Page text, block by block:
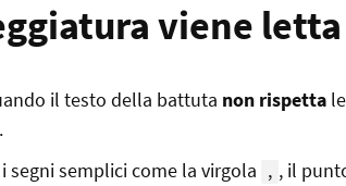
viene letta
il testo della battuta non rispetta le
.
segni semplici come la virgola
, , il